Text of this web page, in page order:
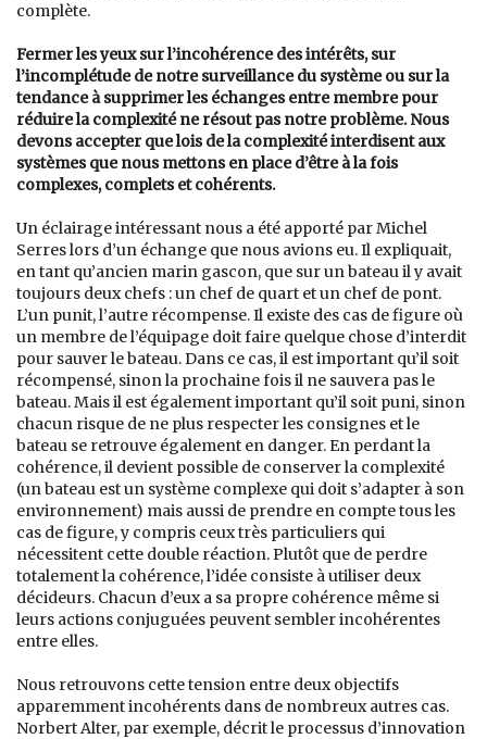
complète.
Fermer les yeux sur l’incohérence des intérêts, sur
l’incomplétude de notre surveillance du système ou sur la
tendance à supprimer les échanges entre membre pour
réduire la complexité ne résout pas notre problème. Nous
devons accepter que lois de la complexité interdisent aux
systèmes que nous mettons en place d’être à la fois
complexes, complets et cohérents.
Un éclairage intéressant nous a été apporté par Michel
Serres lors d’un échange que nous avions eu. Il expliquait,
en tant qu’ancien marin gascon, que sur un bateau il y avait
toujours deux chefs : un chef de quart et un chef de pont.
L’un punit, l’autre récompense. Il existe des cas de figure où
un membre de l’équipage doit faire quelque chose d’interdit
pour sauver le bateau. Dans ce cas, il est important qu’il soit
récompensé, sinon la prochaine fois il ne sauvera pas le
bateau. Mais il est également important qu’il soit puni, sinon
chacun risque de ne plus respecter les consignes et le
bateau se retrouve également en danger. En perdant la
cohérence, il devient possible de conserver la complexité
(un bateau est un système complexe qui doit s’adapter à son
environnement) mais aussi de prendre en compte tous les
cas de figure, y compris ceux très particuliers qui
nécessitent cette double réaction. Plutôt que de perdre
totalement la cohérence, l’idée consiste à utiliser deux
décideurs. Chacun d’eux a sa propre cohérence même si
leurs actions conjuguées peuvent sembler incohérentes
entre elles.
Nous retrouvons cette tension entre deux objectifs
apparemment incohérents dans de nombreux autres cas.
Norbert Alter, par exemple, décrit le processus d’innovation